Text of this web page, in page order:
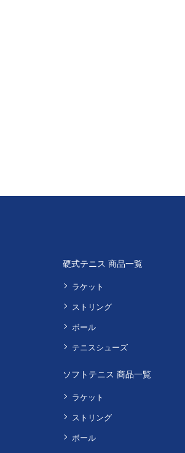
硬式テニス 商品一覧
ラケット
ストリング
ボール
テニスシューズ
ソフトテニス 商品一覧
ラケット
ストリング
ボール